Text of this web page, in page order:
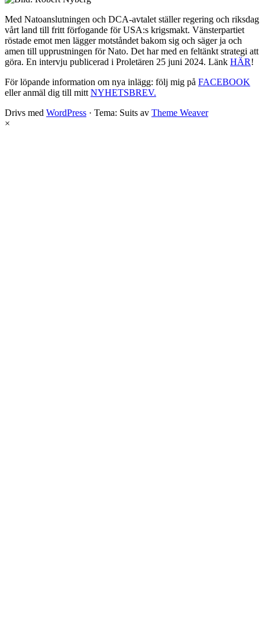
Med Natoanslutningen och DCA-avtalet ställer regering och riksdag
vårt land till fritt förfogande för USA:s krigsmakt. Vänsterpartiet
röstade emot men lägger motståndet bakom sig och säger ja och
amen till upprustningen för Nato. Det har med en feltänkt strategi att
göra. En intervju publicerad i Proletären 25 juni 2024. Länk HÄR!
För löpande information om nya inlägg: följ mig på FACEBOOK
eller anmäl dig till mitt NYHETSBREV.
Drivs med WordPress · Tema: Suits av Theme Weaver
×